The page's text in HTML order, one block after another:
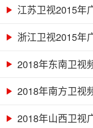
江苏卫视2015年
浙江卫视2015年
2018年东南卫视
2018年南方卫视
2018年山西卫视